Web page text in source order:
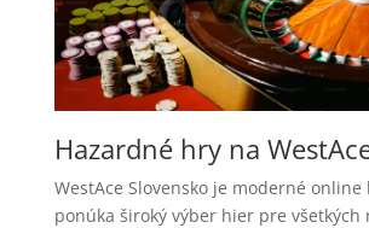
Hazardné hry na
WestAce Slovensko je moderné online
ponúka široký výber hier pre všetkých